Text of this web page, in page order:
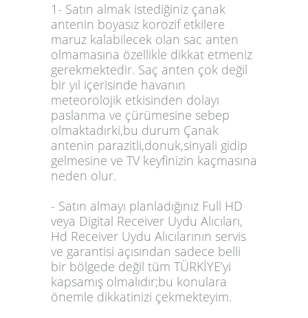
1- Satın almak istediğiniz çanak
antenin boyasız korozif etkilere
maruz kalabilecek olan sac anten
olmamasına özellikle dikkat etmeniz
gerekmektedir. Saç anten çok değil
bir yıl içerisinde havanın
meteorolojik etkisinden dolayı
paslanma ve çürümesine sebep
olmaktadırki,bu durum Çanak
antenin parazitli,donuk,sinyali gidip
gelmesine ve TV keyfinizin kaçmasına
neden olur.
- Satın almayı planladığınız Full HD
veya Digital Receiver Uydu Alıcıları,
Hd Receiver Uydu Alıcılarının servis
ve garantisi açısından sadece belli
bir bölgede değil tüm TÜRKİYE’yi
kapsamış olmalıdır;bu konulara
önemle dikkatinizi çekmekteyim.